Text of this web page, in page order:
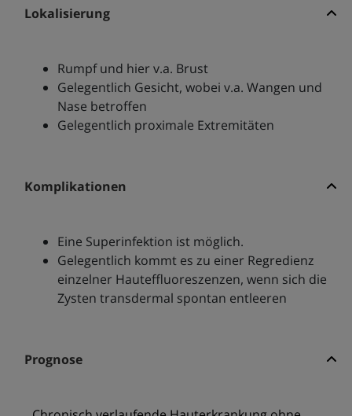
Lokalisierung
Rumpf und hier v.a. Brust
Gelegentlich Gesicht, wobei v.a. Wangen und
Nase betroffen
Gelegentlich proximale Extremitäten
Komplikationen
Eine Superinfektion ist möglich.
Gelegentlich kommt es zu einer Regredienz
einzelner Hauteffluoreszenzen, wenn sich die
Zysten transdermal spontan entleeren
Prognose